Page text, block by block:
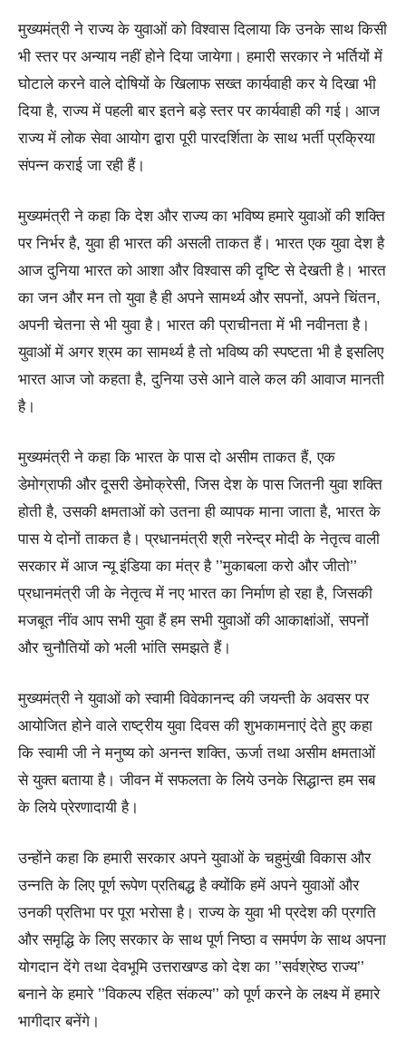
मुख्यमंत्री ने राज्य के युवाओं को विश्वास दिलाया कि उनके साथ किसी
भी स्तर पर अन्याय नहीं होने दिया जायेगा। हमारी सरकार ने भर्तियों में
घोटाले करने वाले दोषियों के खिलाफ सख्त कार्यवाही कर ये दिखा भी
दिया है, राज्य में पहली बार इतने बड़े स्तर पर कार्यवाही की गई। आज
राज्य में लोक सेवा आयोग द्वारा पूरी पारदर्शिता के साथ भर्ती प्रक्रिया
संपन्न कराई जा रही हैं।
मुख्यमंत्री ने कहा कि देश और राज्य का भविष्य हमारे युवाओं की शक्ति
पर निर्भर है, युवा ही भारत की असली ताकत हैं। भारत एक युवा देश है
आज दुनिया भारत को आशा और विश्वास की दृष्टि से देखती है। भारत
का जन और मन तो युवा है ही अपने सामर्थ्य और सपनों, अपने चिंतन,
अपनी चेतना से भी युवा है। भारत की प्राचीनता में भी नवीनता है।
युवाओं में अगर श्रम का सामर्थ्य है तो भविष्य की स्पष्टता भी है इसलिए
भारत आज जो कहता है, दुनिया उसे आने वाले कल की आवाज मानती
है।
मुख्यमंत्री ने कहा कि भारत के पास दो असीम ताकत हैं, एक
डेमोग्राफी और दूसरी डेमोक्रेसी, जिस देश के पास जितनी युवा शक्ति
होती है, उसकी क्षमताओं को उतना ही व्यापक माना जाता है, भारत के
पास ये दोनों ताकत है। प्रधानमंत्री श्री नरेन्द्र मोदी के नेतृत्व वाली
सरकार में आज न्यू इंडिया का मंत्र है ’’मुकाबला करो और जीतो’’
प्रधानमंत्री जी के नेतृत्व में नए भारत का निर्माण हो रहा है, जिसकी
मजबूत नींव आप सभी युवा हैं हम सभी युवाओं की आकाक्षांओं, सपनों
और चुनौतियों को भली भांति समझते हैं।
मुख्यमंत्री ने युवाओं को स्वामी विवेकानन्द की जयन्ती के अवसर पर
आयोजित होने वाले राष्ट्रीय युवा दिवस की शुभकामनाएं देते हुए कहा
कि स्वामी जी ने मनुष्य को अनन्त शक्ति, ऊर्जा तथा असीम क्षमताओं
से युक्त बताया है। जीवन में सफलता के लिये उनके सिद्धान्त हम सब
के लिये प्रेरणादायी है।
उन्होंने कहा कि हमारी सरकार अपने युवाओं के चहुमुंखी विकास और
उन्नति के लिए पूर्ण रूपेण प्रतिबद्ध है क्योंकि हमें अपने युवाओं और
उनकी प्रतिभा पर पूरा भरोसा है। राज्य के युवा भी प्रदेश की प्रगति
और समृद्धि के लिए सरकार के साथ पूर्ण निष्ठा व समर्पण के साथ अपना
योगदान देंगे तथा देवभूमि उत्तराखण्ड को देश का ’’सर्वश्रेष्ठ राज्य’’
बनाने के हमारे ’’विकल्प रहित संकल्प’’ को पूर्ण करने के लक्ष्य में हमारे
भागीदार बनेंगे।